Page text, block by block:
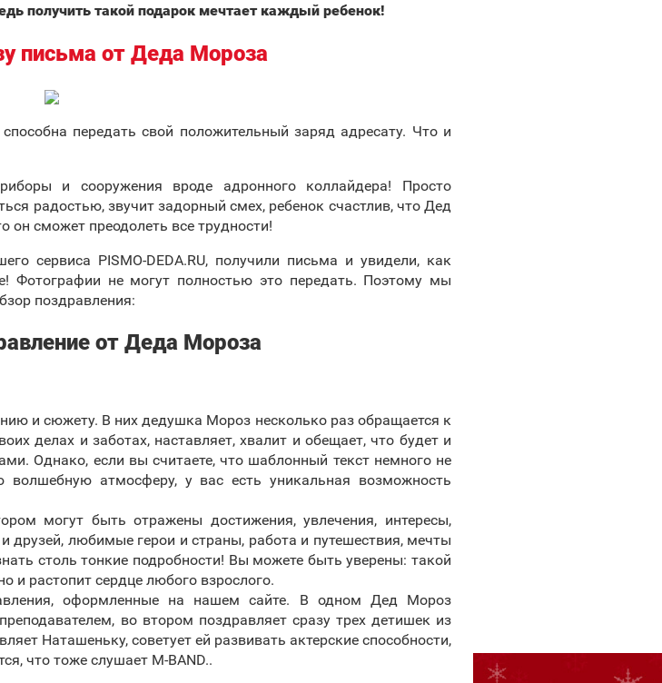
получить такой подарок мечтает каждый ребенок!
письма от Деда Мороза
передать свой положительный заряд адресату. Что и
и сооружения вроде адронного коллайдера! Просто
радостью, звучит задорный смех, ребенок счастлив, что Дед
он сможет преодолеть все трудности!
сервиса PISMO-DEDA.RU, получили письма и увидели, как
Фотографии не могут полностью это передать. Поэтому мы
поздравления:
от Деда Мороза
и сюжету. В них дедушка Мороз несколько раз обращается к
делах и заботах, наставляет, хвалит и обещает, что будет и
Однако, если вы считаете, что шаблонный текст немного не
атмосферу, у вас есть уникальная возможность
могут быть отражены достижения, увлечения, интересы,
друзей, любимые герои и страны, работа и путешествия, мечты
столь тонкие подробности! Вы можете быть уверены: такой
и растопит сердце любого взрослого.
оформленные на нашем сайте. В одном Дед Мороз
во втором поздравляет сразу трех детишек из
Наташеньку, советует ей развивать актерские способности,
что тоже слушает M-BAND..